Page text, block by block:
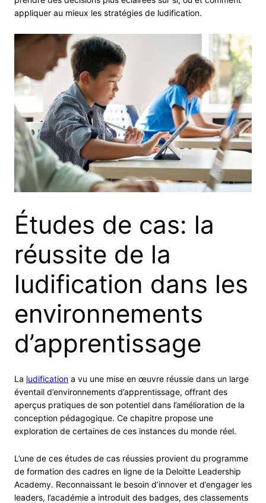
appliquer au mieux les stratégies de ludification.
Études de cas: la
réussite de la
ludification dans les
environnements
d’apprentissage
La ludification a vu une mise en œuvre réussie dans un large
éventail d’environnements d’apprentissage, offrant des
aperçus pratiques de son potentiel dans l’amélioration de la
conception pédagogique. Ce chapitre propose une
exploration de certaines de ces instances du monde réel.
L’une de ces études de cas réussies provient du programme
de formation des cadres en ligne de la Deloitte Leadership
Academy. Reconnaissant le besoin d’innover et d’engager les
leaders, l’académie a introduit des badges, des classements